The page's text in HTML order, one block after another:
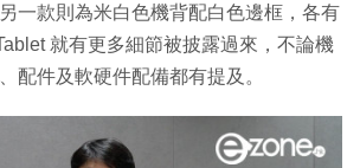
一款則為米白色機背配白色邊框，各有
就有更多細節被披露過來，不論機
配件及軟硬件配備都有提及。